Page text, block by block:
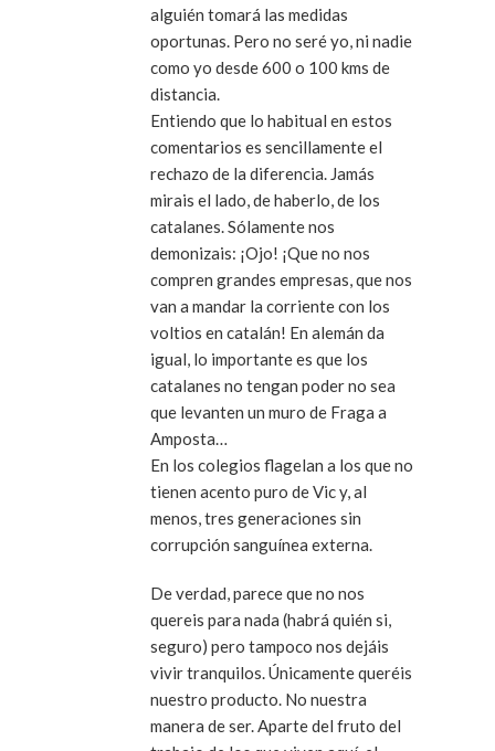
alguién tomará las medidas
oportunas. Pero no seré yo, ni nadie
como yo desde 600 o 100 kms de
distancia.
Entiendo que lo habitual en estos
comentarios es sencillamente el
rechazo de la diferencia. Jamás
mirais el lado, de haberlo, de los
catalanes. Sólamente nos
demonizais: ¡Ojo! ¡Que no nos
compren grandes empresas, que nos
van a mandar la corriente con los
voltios en catalán! En alemán da
igual, lo importante es que los
catalanes no tengan poder no sea
que levanten un muro de Fraga a
Amposta…
En los colegios flagelan a los que no
tienen acento puro de Vic y, al
menos, tres generaciones sin
corrupción sanguínea externa.
De verdad, parece que no nos
quereis para nada (habrá quién si,
seguro) pero tampoco nos dejáis
vivir tranquilos. Únicamente queréis
nuestro producto. No nuestra
manera de ser. Aparte del fruto del